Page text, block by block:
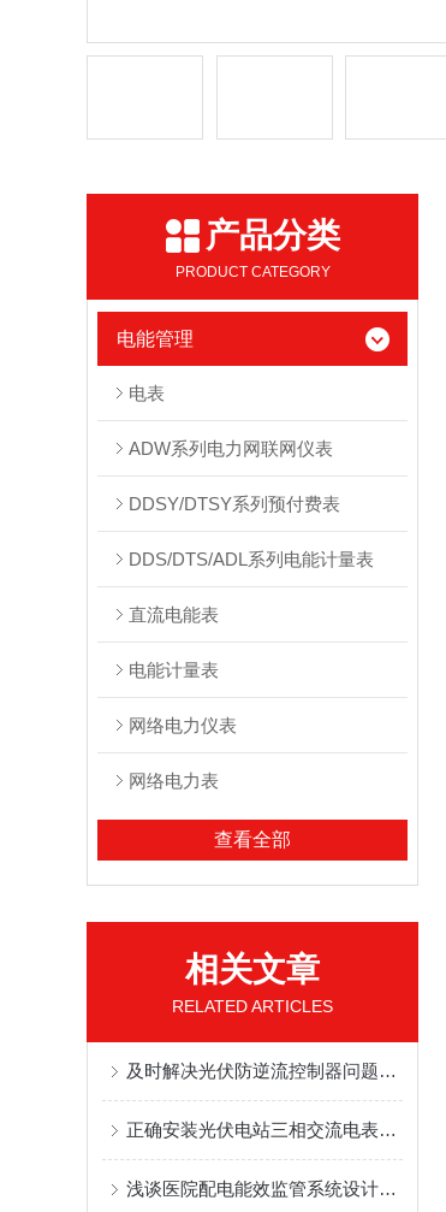
产品分类
PRODUCT CATEGORY
电能管理
电表
ADW系列电力网联网仪表
DDSY/DTSY系列预付费表
DDS/DTS/ADL系列电能计量表
直流电能表
电能计量表
网络电力仪表
网络电力表
查看全部
相关文章
RELATED ARTICLES
及时解决光伏防逆流控制器问题有助于提升系统稳定性与运维效率
正确安装光伏电站三相交流电表是为光伏电站运维管理提供技术支持的关键
浅谈医院配电能效监管系统设计和调试